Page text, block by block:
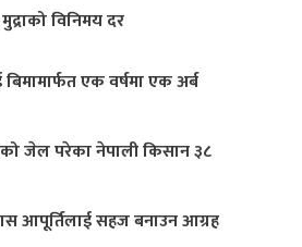
विनिमय दर
एक वर्षमा एक अर्ब
जेल परेका नेपाली किसान ३८
आपूर्तिलाई सहज बनाउन आग्रह